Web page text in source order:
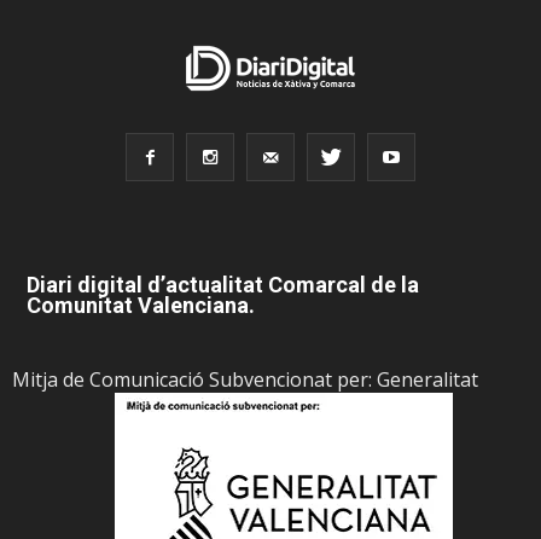
Diari digital d’actualitat Comarcal de la
Comunitat Valenciana.
Mitja de Comunicació Subvencionat per: Generalitat